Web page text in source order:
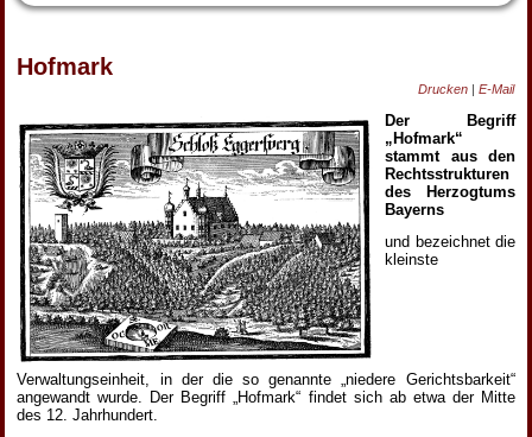
Hofmark
Drucken | E-Mail
Der Begriff
„Hofmark“
stammt aus den
Rechtsstrukturen
des Herzogtums
Bayerns
und bezeichnet die
kleinste
Verwaltungseinheit, in der die so genannte „niedere Gerichtsbarkeit“
angewandt wurde. Der Begriff „Hofmark“ findet sich ab etwa der Mitte
des 12. Jahrhundert.